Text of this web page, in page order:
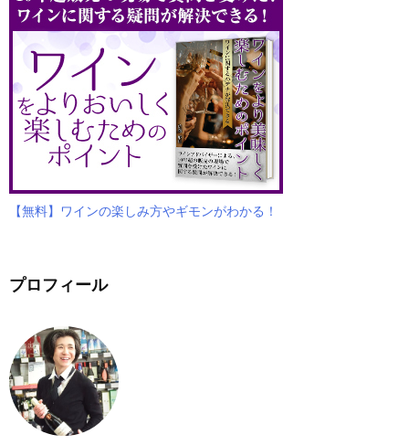
【無料】ワインの楽しみ方やギモンがわかる！
プロフィール